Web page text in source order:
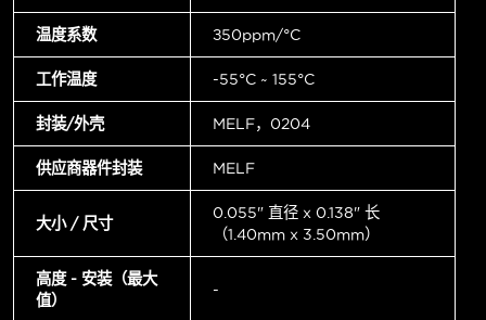
温度系数 ±50ppm/°C
工作温度 -55°C ~ 155°C
封装/外壳 MELF，0204
供应商器件封装 MELF
大小 / 尺寸
0.055" 直径 x 0.138" 长
（1.40mm x 3.50mm）
高度 - 安装（最大
值）
-